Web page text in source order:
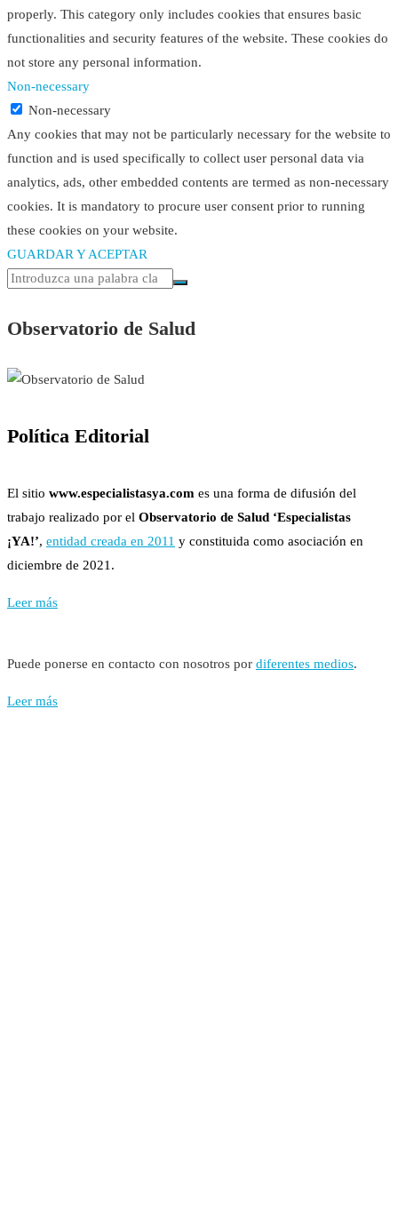
properly. This category only includes cookies that ensures basic
functionalities and security features of the website. These cookies do
not store any personal information.
Non-necessary
Non-necessary
Any cookies that may not be particularly necessary for the website to
function and is used specifically to collect user personal data via
analytics, ads, other embedded contents are termed as non-necessary
cookies. It is mandatory to procure user consent prior to running
these cookies on your website.
GUARDAR Y ACEPTAR
Observatorio de Salud
Política Editorial
El sitio www.especialistasya.com es una forma de difusión del
trabajo realizado por el Observatorio de Salud ‘Especialistas
¡YA!’, entidad creada en 2011 y constituida como asociación en
diciembre de 2021.
Leer más
Puede ponerse en contacto con nosotros por diferentes medios.
Leer más